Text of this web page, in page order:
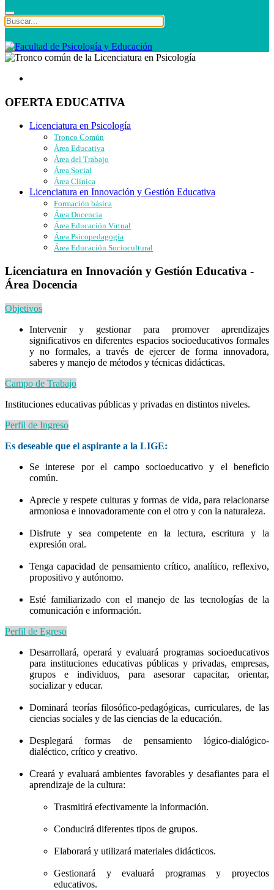
OFERTA EDUCATIVA
Licenciatura en Psicología
Tronco Común
Área Educativa
Área del Trabajo
Área Social
Área Clínica
Licenciatura en Innovación y Gestión Educativa
Formación básica
Área Docencia
Área Educación Virtual
Área Psicopedagogía
Área Educación Sociocultural
Licenciatura en Innovación y Gestión Educativa -
Área Docencia
Objetivos
Intervenir y gestionar para promover aprendizajes
significativos en diferentes espacios socioeducativos formales
y no formales, a través de ejercer de forma innovadora,
saberes y manejo de métodos y técnicas didácticas.
Campo de Trabajo
Instituciones educativas públicas y privadas en distintos niveles.
Perfil de Ingreso
Es deseable que el aspirante a la LIGE:
Se interese por el campo socioeducativo y el beneficio
común.
Aprecie y respete culturas y formas de vida, para relacionarse
armoniosa e innovadoramente con el otro y con la naturaleza.
Disfrute y sea competente en la lectura, escritura y la
expresión oral.
Tenga capacidad de pensamiento crítico, analítico, reflexivo,
propositivo y autónomo.
Esté familiarizado con el manejo de las tecnologías de la
comunicación e información.
Perfil de Egreso
Desarrollará, operará y evaluará programas socioeducativos
para instituciones educativas públicas y privadas, empresas,
grupos e individuos, para asesorar capacitar, orientar,
socializar y educar.
Dominará teorías filosófico-pedagógicas, curriculares, de las
ciencias sociales y de las ciencias de la educación.
Desplegará formas de pensamiento lógico-dialógico-
dialéctico, crítico y creativo.
Creará y evaluará ambientes favorables y desafiantes para el
aprendizaje de la cultura:
Trasmitirá efectivamente la información.
Conducirá diferentes tipos de grupos.
Elaborará y utilizará materiales didácticos.
Gestionará y evaluará programas y proyectos
educativos.